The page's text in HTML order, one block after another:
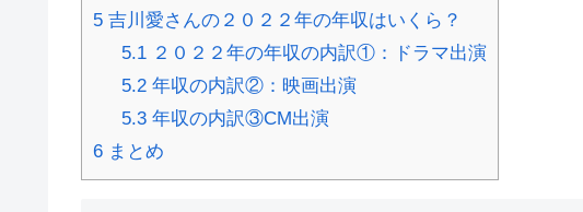
5 吉川愛さんの２０２２年の年収はいくら？
5.1２０２２年の年収の内訳①：ドラマ出演
5.2年収の内訳②：映画出演
5.3年収の内訳③CM出演
6 まとめ